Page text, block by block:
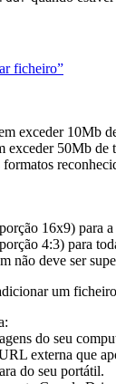
ficheiro”
exceder 10Mb
exceder 50Mb de
formatos
16x9) para a
4:3) para
não deve ser
um
do seu
externa que
do seu portátil.